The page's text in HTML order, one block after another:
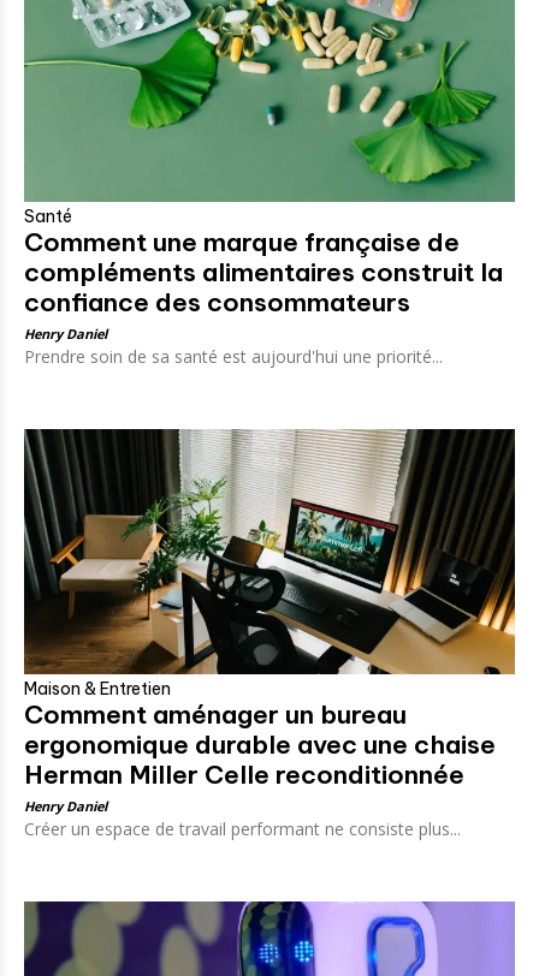
Santé
Comment une marque française de
compléments alimentaires construit la
confiance des consommateurs
Henry Daniel
Prendre soin de sa santé est aujourd'hui une priorité...
Maison & Entretien
Comment aménager un bureau
ergonomique durable avec une chaise
Herman Miller Celle reconditionnée
Henry Daniel
Créer un espace de travail performant ne consiste plus...